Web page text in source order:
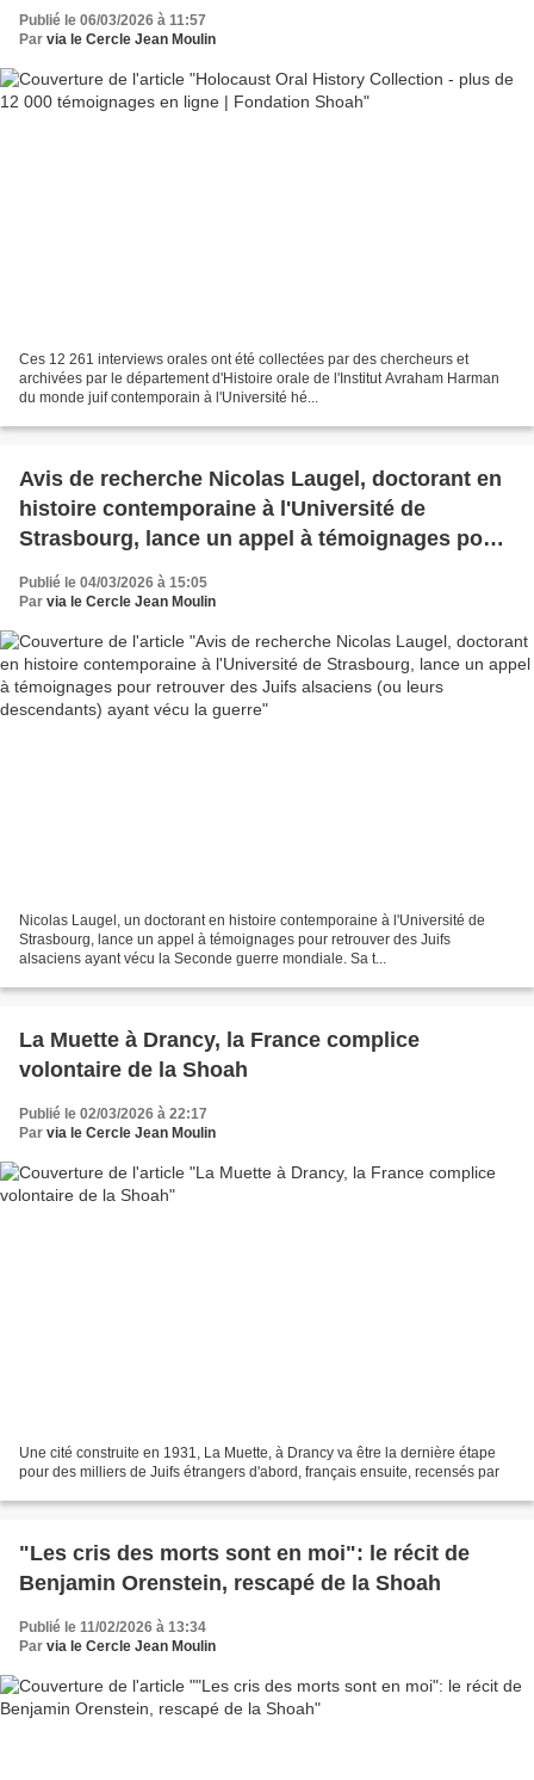
Publié le 06/03/2026 à 11:57
Par via le Cercle Jean Moulin
Ces 12 261 interviews orales ont été collectées par des chercheurs et
archivées par le département d'Histoire orale de l'Institut Avraham Harman
du monde juif contemporain à l'Université hé...
Avis de recherche Nicolas Laugel, doctorant en
histoire contemporaine à l'Université de
Strasbourg, lance un appel à témoignages pour
descendants) ayant vécu la guerre
Publié le 04/03/2026 à 15:05
Par via le Cercle Jean Moulin
Nicolas Laugel, un doctorant en histoire contemporaine à l'Université de
Strasbourg, lance un appel à témoignages pour retrouver des Juifs
alsaciens ayant vécu la Seconde guerre mondiale. Sa t...
La Muette à Drancy, la France complice
volontaire de la Shoah
Publié le 02/03/2026 à 22:17
Par via le Cercle Jean Moulin
Une cité construite en 1931, La Muette, à Drancy va être la dernière étape
pour des milliers de Juifs étrangers d'abord, français ensuite, recensés par
"Les cris des morts sont en moi": le récit de
Benjamin Orenstein, rescapé de la Shoah
Publié le 11/02/2026 à 13:34
Par via le Cercle Jean Moulin